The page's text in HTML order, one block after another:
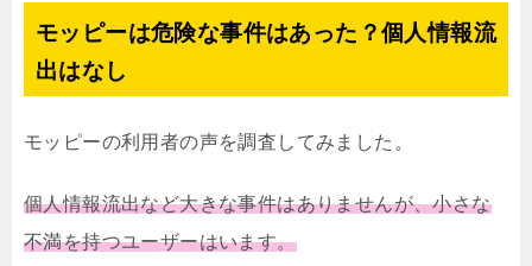
モッピーは危険な事件はあった？個人情報流
出はなし
モッピーの利用者の声を調査してみました。
個人情報流出など大きな事件はありませんが、小さな
不満を持つユーザーはいます。